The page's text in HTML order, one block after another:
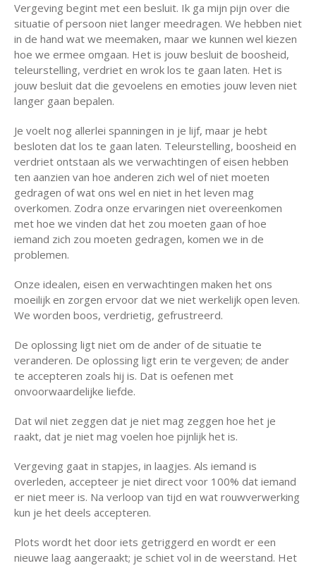
Vergeving begint met een besluit. Ik ga mijn pijn over die
situatie of persoon niet langer meedragen. We hebben niet
in de hand wat we meemaken, maar we kunnen wel kiezen
hoe we ermee omgaan. Het is jouw besluit de boosheid,
teleurstelling, verdriet en wrok los te gaan laten. Het is
jouw besluit dat die gevoelens en emoties jouw leven niet
langer gaan bepalen.
Je voelt nog allerlei spanningen in je lijf, maar je hebt
besloten dat los te gaan laten. Teleurstelling, boosheid en
verdriet ontstaan als we verwachtingen of eisen hebben
ten aanzien van hoe anderen zich wel of niet moeten
gedragen of wat ons wel en niet in het leven mag
overkomen. Zodra onze ervaringen niet overeenkomen
met hoe we vinden dat het zou moeten gaan of hoe
iemand zich zou moeten gedragen, komen we in de
problemen.
Onze idealen, eisen en verwachtingen maken het ons
moeilijk en zorgen ervoor dat we niet werkelijk open leven.
We worden boos, verdrietig, gefrustreerd.
De oplossing ligt niet om de ander of de situatie te
veranderen. De oplossing ligt erin te vergeven; de ander
te accepteren zoals hij is. Dat is oefenen met
onvoorwaardelijke liefde.
Dat wil niet zeggen dat je niet mag zeggen hoe het je
raakt, dat je niet mag voelen hoe pijnlijk het is.
Vergeving gaat in stapjes, in laagjes. Als iemand is
overleden, accepteer je niet direct voor 100% dat iemand
er niet meer is. Na verloop van tijd en wat rouwverwerking
kun je het deels accepteren.
Plots wordt het door iets getriggerd en wordt er een
nieuwe laag aangeraakt; je schiet vol in de weerstand. Het